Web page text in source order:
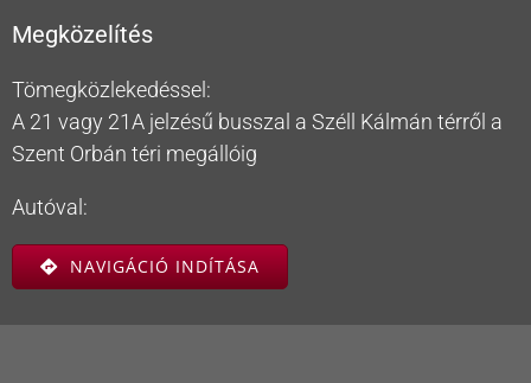
Megközelítés
Tömegközlekedéssel:
A 21 vagy 21A jelzésű busszal a Széll Kálmán térről a
Szent Orbán téri megállóig
Autóval:
NAVIGÁCIÓ INDÍTÁSA